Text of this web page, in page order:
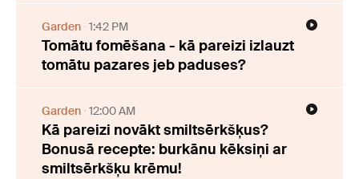
Garden 1:42 PM
Tomātu fomēšana - kā pareizi izlauzt
tomātu pazares jeb paduses?
Garden 12:00 AM
Kā pareizi novākt smiltsērkšķus?
Bonusā recepte: burkānu kēksiņi ar
smiltsērkšķu krēmu!